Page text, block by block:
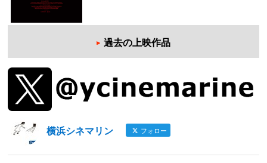
過去の上映作品
横浜シネマリン フォロー